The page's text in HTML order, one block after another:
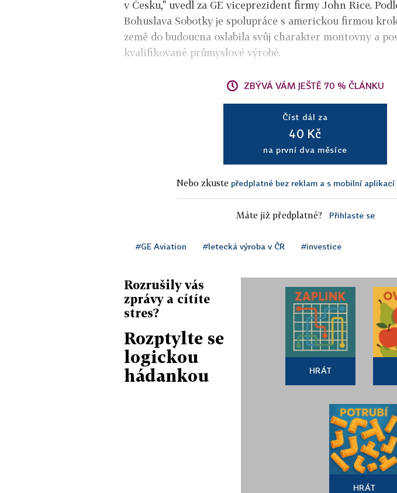
v Česku," uvedl za GE viceprezident firmy John Rice.
Bohuslava Sobotky je spolupráce s americkou firmou
země do budoucna oslabila svůj charakter montovny a
kvalifikované průmyslové výrobě.
ZBÝVÁ VÁM JEŠTĚ 70 % ČLÁNKU
Číst dál za
40 Kč
na první dva měsíce
Nebo zkuste předplatné bez reklam a s mobilní aplikací
Máte již předplatné? Přihlaste se
#GE Aviation #letecká výroba v ČR #investice
Rozrušily vás
zprávy a cítíte
stres?
Rozptylte se
logickou
hádankou
HRÁT
HRÁT